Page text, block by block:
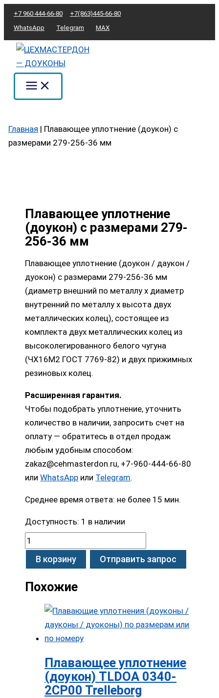
Перейти
содержимому
+7 960 444-66-80
+7(863)445-66-80
WhatsApp
Telegram MAX
Главная | Плавающее уплотнение (доукон) с
размерами 279-256-36 мм
Плавающее уплотнение
(доукон) с размерами 279-
256-36 мм
Плавающее уплотнение (доукон / даукон /
дуокон) с размерами 279-256-36 мм
(диаметр внешний по металлу х диаметр
внутренний по металлу х высота двух
металлических колец), состоящее из
комплекта двух металлических колец из
высоколегированного белого чугуна
(ЧХ16М2 ГОСТ 7769-82) и двух прижимных
резиновых колец.
Расширенная гарантия.
Чтобы подобрать уплотнение, уточнить
количество в наличии, запросить счет на
оплату — обратитесь в отдел продаж
любым удобным способом:
zakaz@cehmasterdon.ru, +7-960-444-66-80
илиWhatsApp или Telegram.
Среднее время ответа: не более 15 мин.
Доступность: 1 в наличии
Количество
Плавающее
уплотнение
(доукон)
с
размерами
279-
36
мм
В корзину Отправить запрос
Похожие
Плавающее уплотнение
(доукон) TLDOA 0340-
2CP00 Trelleborg